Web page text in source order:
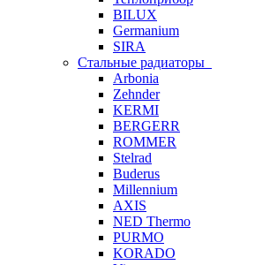
BILUX
Germanium
SIRA
Стальные радиаторы
Arbonia
Zehnder
KERMI
BERGERR
ROMMER
Stelrad
Buderus
Millennium
AXIS
NED Thermo
PURMO
KORADO